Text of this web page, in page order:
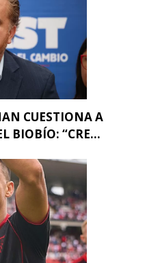
CUESTIONA A
BIOBÍO: “CRE...